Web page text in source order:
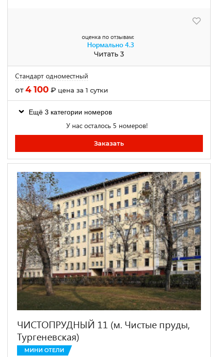
оценка по отзывам:
Нормально 4.3
Читать 3
Стандарт одноместный
от4 100 ₽ цена за 1 сутки
Ещё 3 категории номеров
У нас осталось 5 номеров!
Заказать
ЧИСТОПРУДНЫЙ 11 (м. Чистые пруды,
Тургеневская)
МИНИ ОТЕЛИ